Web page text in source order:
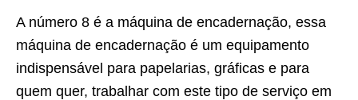
A número 8 é a máquina de encadernação, essa
máquina de encadernação é um equipamento
indispensável para papelarias, gráficas e para
quem quer, trabalhar com este tipo de serviço em